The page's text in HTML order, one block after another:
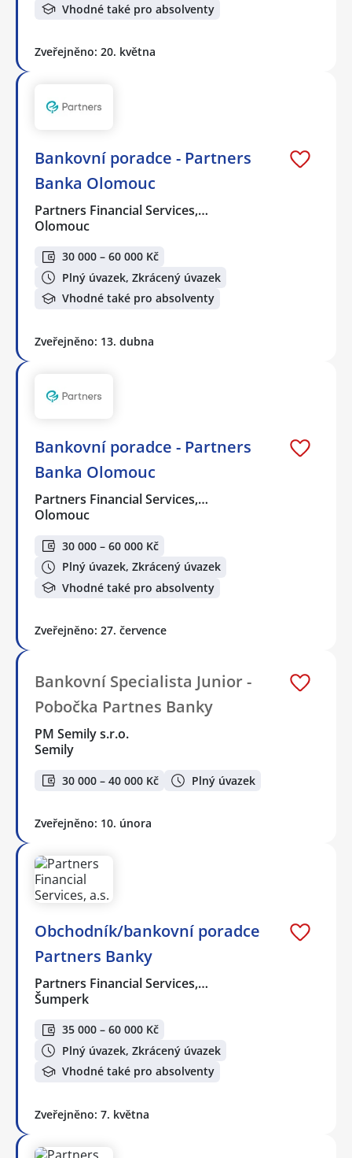
Vhodné také pro absolventy
Zveřejněno: 20. května
Bankovní poradce - Partners
Banka Olomouc
Partners Financial Services,…
Olomouc
30 000 – 60 000 Kč
Plný úvazek, Zkrácený úvazek
Vhodné také pro absolventy
Zveřejněno: 13. dubna
Bankovní poradce - Partners
Banka Olomouc
Partners Financial Services,…
Olomouc
30 000 – 60 000 Kč
Plný úvazek, Zkrácený úvazek
Vhodné také pro absolventy
Zveřejněno: 27. července
Bankovní Specialista Junior -
Pobočka Partnes Banky
PM Semily s.r.o.
Semily
30 000 – 40 000 Kč Plný úvazek
Zveřejněno: 10. února
Obchodník/bankovní poradce
Partners Banky
Partners Financial Services,…
Šumperk
35 000 – 60 000 Kč
Plný úvazek, Zkrácený úvazek
Vhodné také pro absolventy
Zveřejněno: 7. května